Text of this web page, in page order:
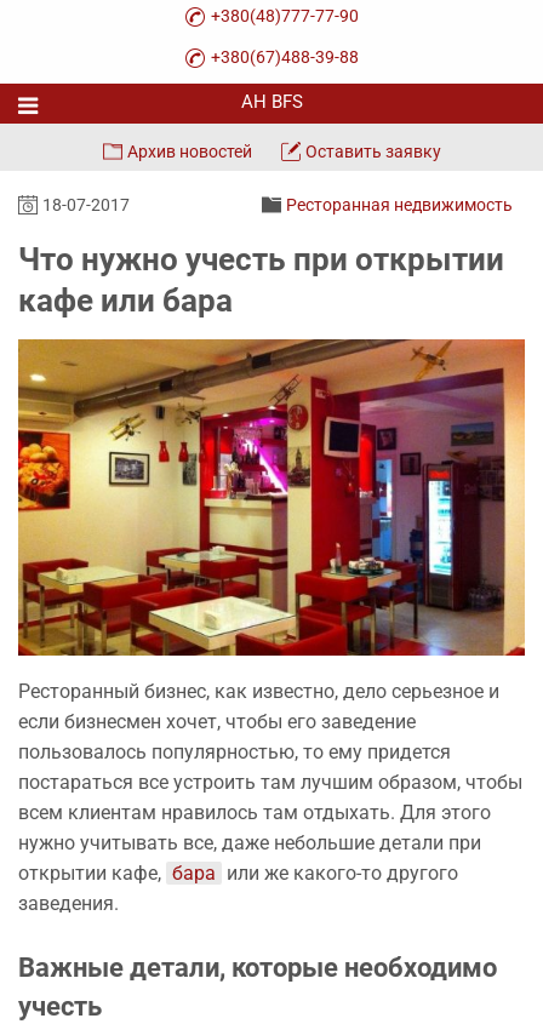
+380(48)777-77-90
+380(67)488-39-88
Архив новостей Оставить заявку
18-07-2017 Ресторанная недвижимость
Что нужно учесть при открытии
кафе или бара
Ресторанный бизнес, как известно, дело серьезное и
если бизнесмен хочет, чтобы его заведение
пользовалось популярностью, то ему придется
постараться все устроить там лучшим образом, чтобы
всем клиентам нравилось там отдыхать. Для этого
нужно учитывать все, даже небольшие детали при
открытии кафе, бара или же какого-то другого
заведения.
Важные детали, которые необходимо
учесть